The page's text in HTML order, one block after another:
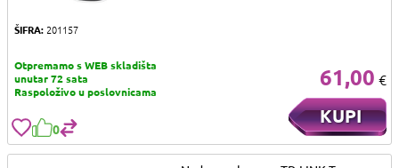
ŠIFRA: 201157
Otpremamo s WEB skladišta
unutar 72 sata
Raspoloživo u poslovnicama
61,00 €
KUPI
0